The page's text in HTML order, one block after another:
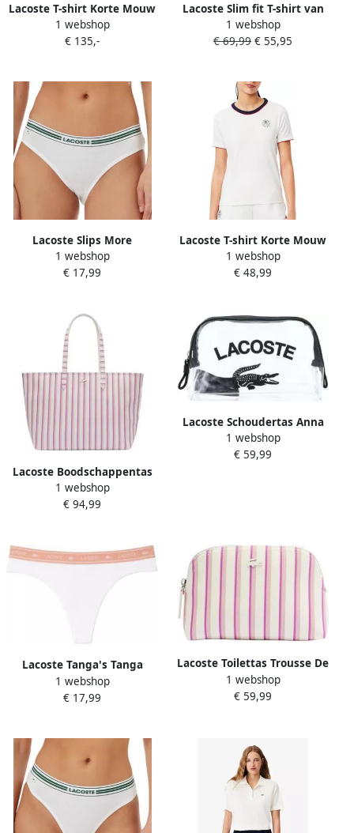
Lacoste T-shirt Korte Mouw
TF730170V
1 webshop
€ 135,-
Lacoste Slim fit T-shirt van
katoenmix
1 webshop
€ 69,99 € 55,95
Lacoste Slips More
1 webshop
€ 17,99
Lacoste T-shirt Korte Mouw
Ultra Dry Heritage Badge
1 webshop
€ 48,99
Lacoste Boodschappentas
Anna
1 webshop
€ 94,99
Lacoste Schoudertas Anna
1 webshop
€ 59,99
Lacoste Tanga's Tanga
1 webshop
€ 17,99
Lacoste Toilettas Trousse De
Toilette
1 webshop
€ 59,99